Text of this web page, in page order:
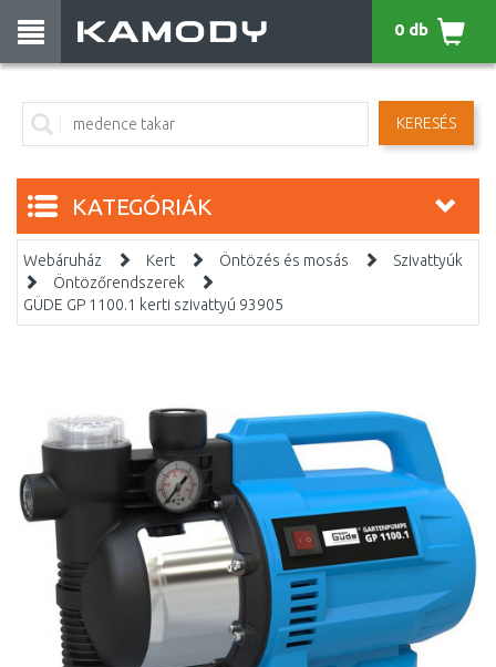
KERESÉS
0 db
KATEGÓRIÁK
Webáruház Kert Öntözés és mosás
Szivattyúk
Öntözőrendszerek
GÜDE GP 1100.1 kerti szivattyú 93905